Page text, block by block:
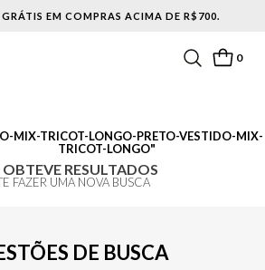
EM COMPRAS ACIMA DE R$700.
0
MIX-TRICOT-LONGO-PRETO-VESTIDO-MIX-
TRICOT-LONGO
RESULTADOS
FAZER UMA NOVA BUSCA
DE BUSCA